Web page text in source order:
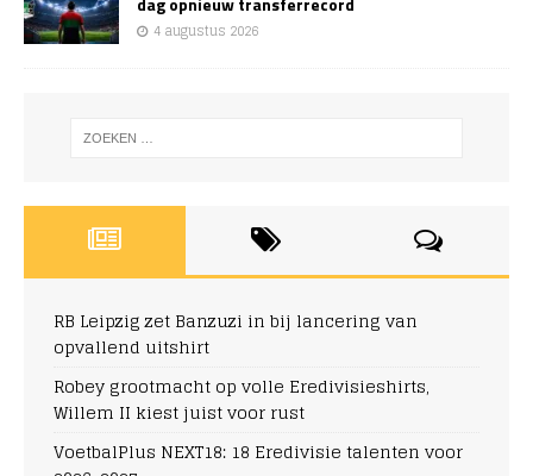
4 augustus 2026
RB Leipzig zet Banzuzi in bij lancering van
opvallend uitshirt
Robey grootmacht op volle Eredivisieshirts,
Willem II kiest juist voor rust
VoetbalPlus NEXT18: 18 Eredivisie talenten voor